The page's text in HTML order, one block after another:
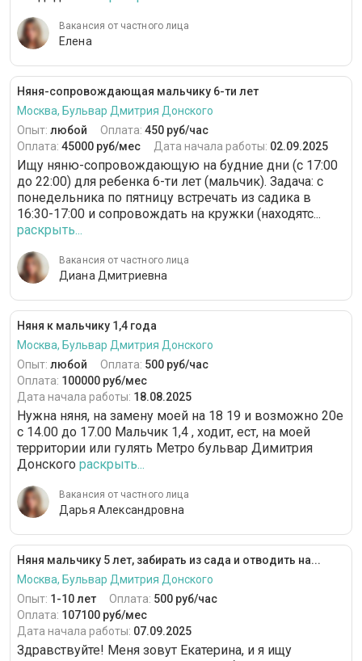
Вакансия от частного лица
Елена
Няня-сопровождающая мальчику 6-ти лет
Москва, Бульвар Дмитрия Донского
Опыт: любой Оплата: 450 руб/час
Оплата: 45000 руб/мес Дата начала работы: 02.09.2025
Ищу няню-сопровождающую на будние дни (с 17:00
до 22:00) для ребенка 6-ти лет (мальчик). Задача: с
понедельника по пятницу встречать из садика в
16:30-17:00 и сопровождать на кружки (находятс...
раскрыть...
Вакансия от частного лица
Диана Дмитриевна
Няня к мальчику 1,4 года
Москва, Бульвар Дмитрия Донского
Опыт: любой Оплата: 500 руб/час
Оплата: 100000 руб/мес
Дата начала работы: 18.08.2025
Нужна няня, на замену моей на 18 19 и возможно 20е
с 14.00 до 17.00 Мальчик 1,4 , ходит, ест, на моей
территории или гулять Метро бульвар Димитрия
Донского раскрыть...
Вакансия от частного лица
Дарья Александровна
Няня мальчику 5 лет, забирать из сада и отводить на...
Москва, Бульвар Дмитрия Донского
Опыт: 1-10 лет Оплата: 500 руб/час
Оплата: 107100 руб/мес
Дата начала работы: 07.09.2025
Здравствуйте! Меня зовут Екатерина, и я ищу